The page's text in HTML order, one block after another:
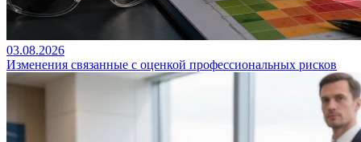
03.08.2026
Изменения связанные с оценкой профессиональных рисков